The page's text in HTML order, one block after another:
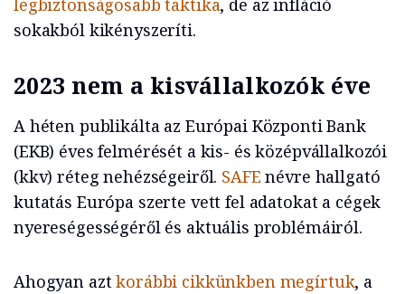
legbiztonságosabb taktika, de az infláció
sokakból kikényszeríti.
2023 nem a kisvállalkozók éve
A héten publikálta az Európai Központi Bank
(EKB) éves felmérését a kis- és középvállalkozói
(kkv) réteg nehézségeiről. SAFE névre hallgató
kutatás Európa szerte vett fel adatokat a cégek
nyereségességéről és aktuális problémáiról.
Ahogyan aztkorábbi cikkünkben megírtuk, a